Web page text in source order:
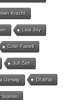
Kracht
Lisa Joy
Colin Farrell
Juli Zeh
Gerwig Drama
Stamm